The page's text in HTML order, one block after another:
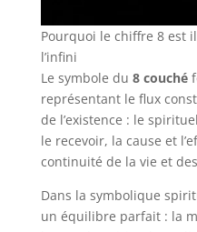
Pourquoi le chiffre 8 est
l’infini
Le symbole du 8 couché
représentant le flux
de l’existence : le
le recevoir, la cause et
continuité de la vie et
Dans la symbolique
un équilibre parfait : la